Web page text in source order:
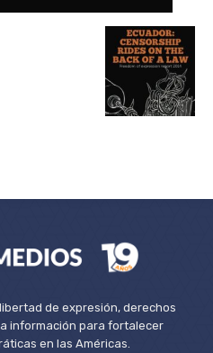
de expresión, derechos
información para fortalecer
en las Américas.